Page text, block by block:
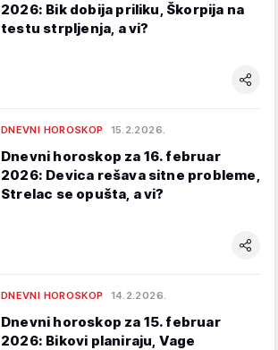
2026: Bik dobija priliku, Škorpija na
testu strpljenja, a vi?
DNEVNI HOROSKOP 15.2.2026.
Dnevni horoskop za 16. februar
2026: Devica rešava sitne probleme,
Strelac se opušta, a vi?
DNEVNI HOROSKOP 14.2.2026.
Dnevni horoskop za 15. februar
2026: Bikovi planiraju, Vage